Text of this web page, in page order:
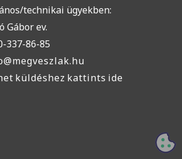
technikai ügyekben:
Gábor ev.
337-86-85
küldéshez kattints ide